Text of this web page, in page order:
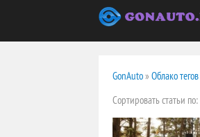
GonAuto» Облако тегов
Сортировать статьи по: